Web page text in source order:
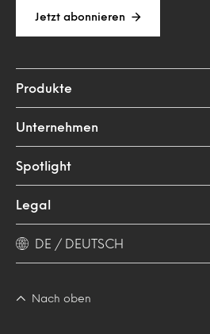
Jetzt abonnieren
Produkte
Unternehmen
Spotlight
Legal
DE / DEUTSCH
Nach oben